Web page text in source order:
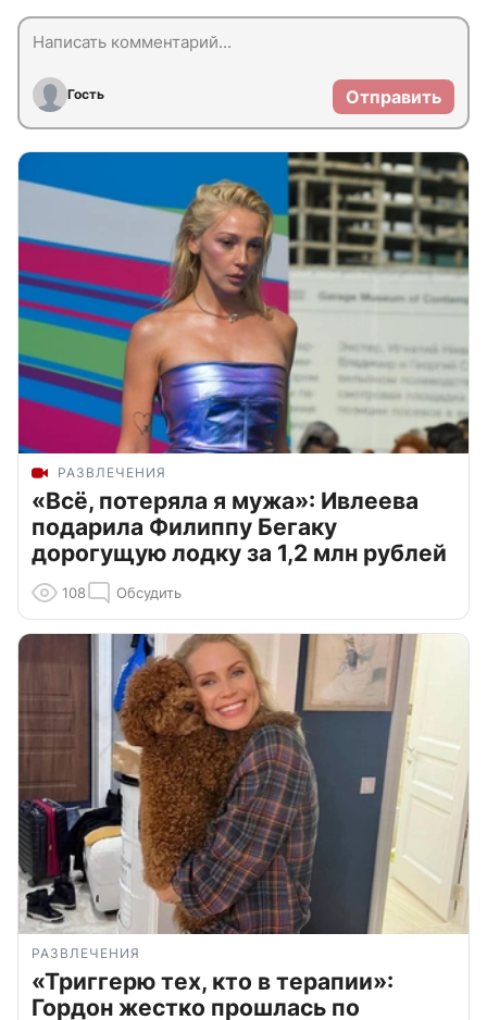
Гость Отправить
РАЗВЛЕЧЕНИЯ
«Всё, потеряла я мужа»: Ивлеева
подарила Филиппу Бегаку
дорогущую лодку за 1,2 млн рублей
108 Обсудить
РАЗВЛЕЧЕНИЯ
«Триггерю тех, кто в терапии»:
Гордон жестко прошлась по